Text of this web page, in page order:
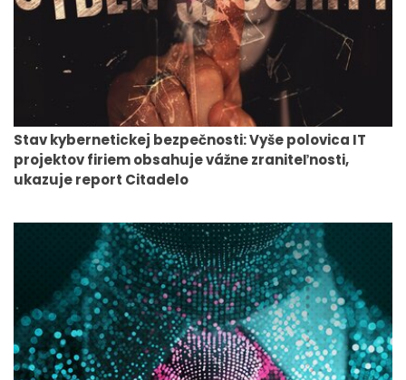
Stav kybernetickej bezpečnosti: Vyše polovica IT
projektov firiem obsahuje vážne zraniteľnosti,
ukazuje report Citadelo